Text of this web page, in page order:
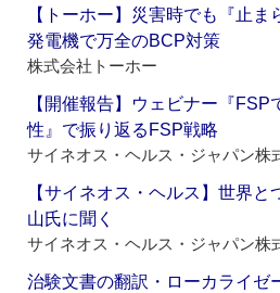
【トーホー】災害時でも『止
発電機で万全のBCP対策
株式会社トーホー
【開催報告】ウェビナー『
性』で振り返るFSP戦略
サイネオス・ヘルス・ジャパン株
【サイネオス・ヘルス】世界
山氏に聞く
サイネオス・ヘルス・ジャパン株
治験文書の翻訳・ローカライゼ